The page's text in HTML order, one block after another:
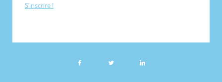
S’inscrire !